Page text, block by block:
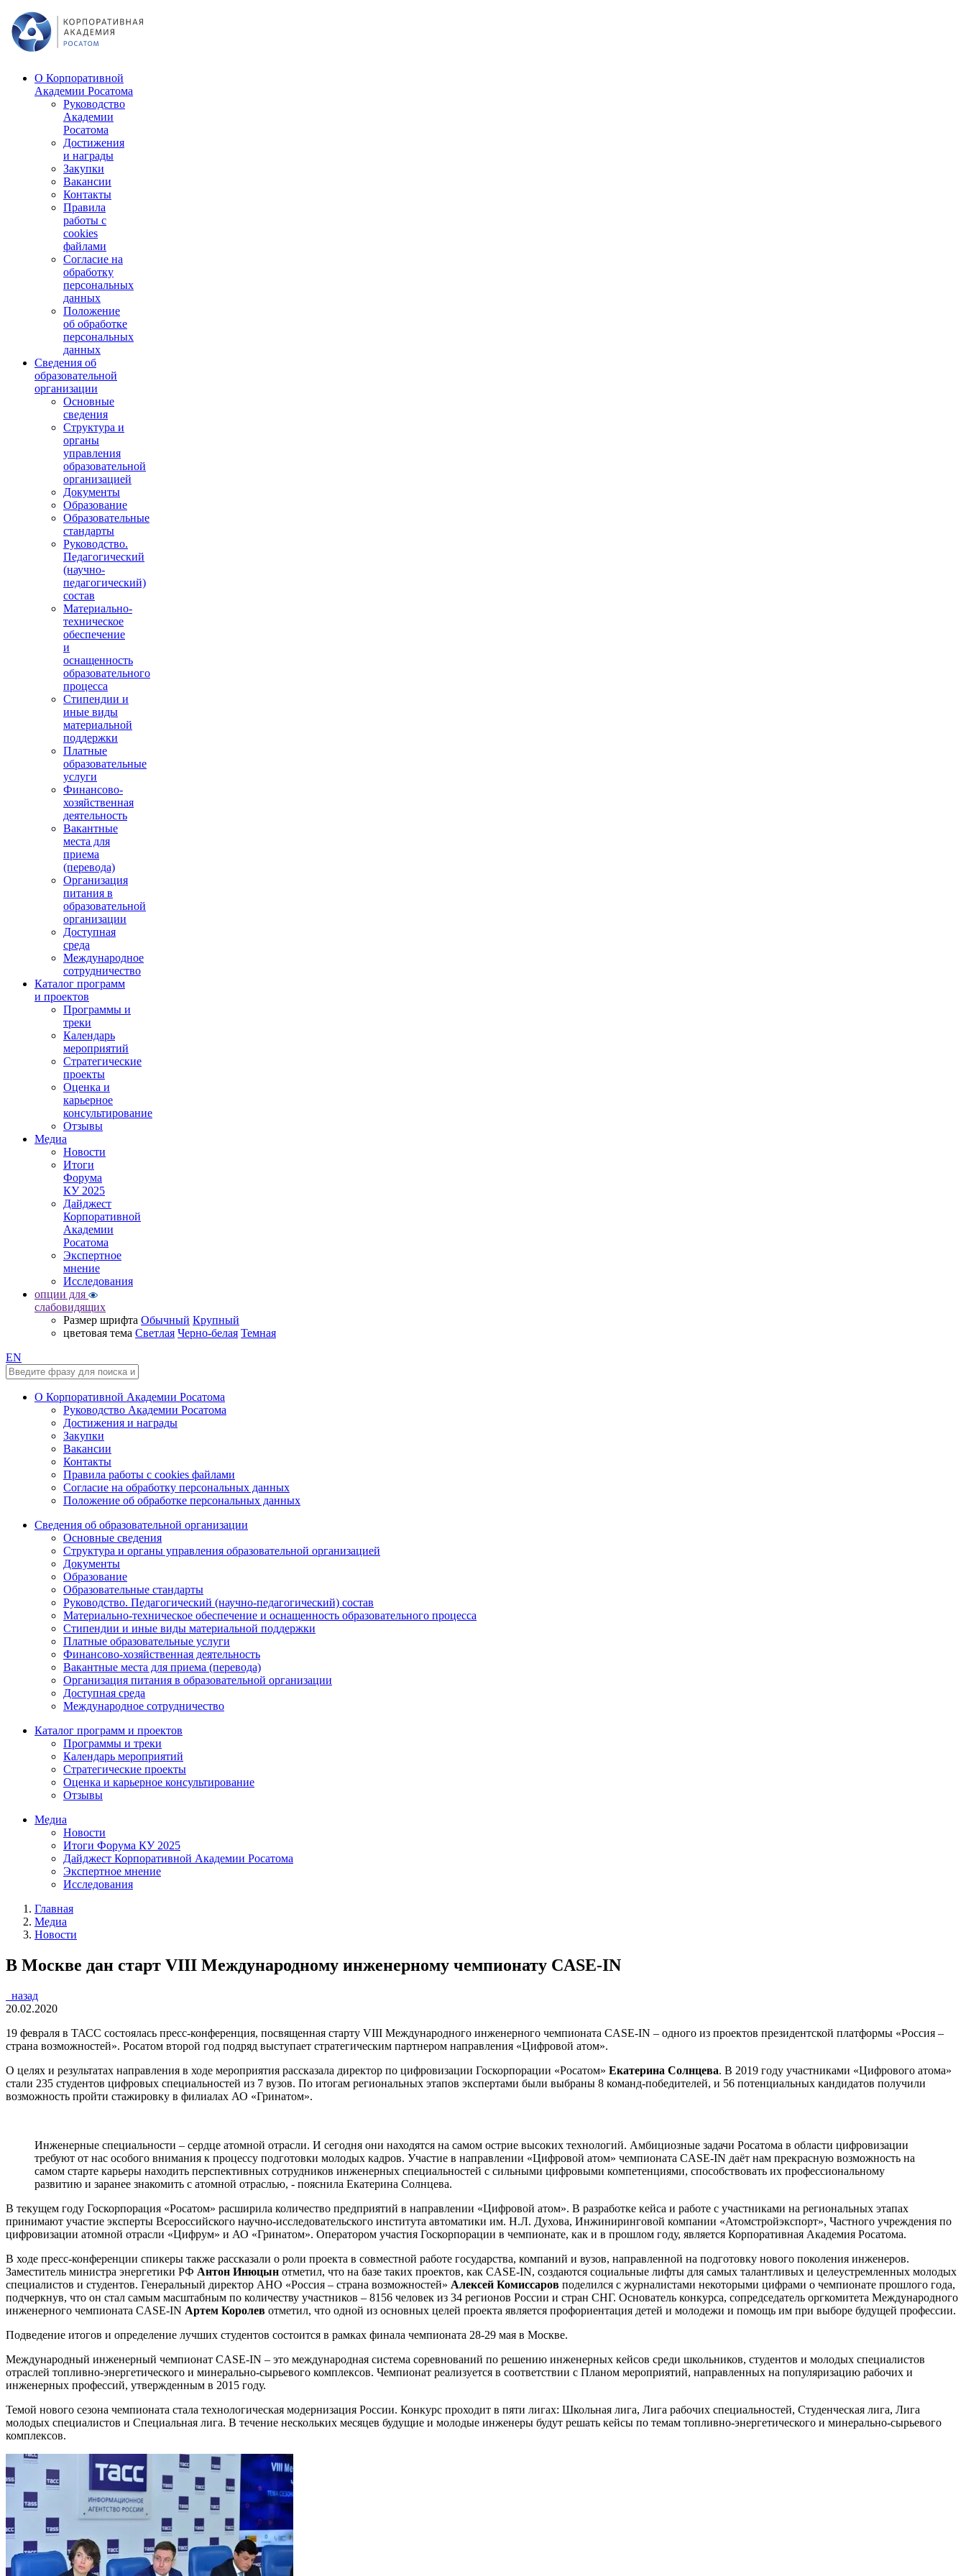
О Корпоративной
Академии Росатома
Руководство
Академии
Росатома
Достижения
и награды
Закупки
Вакансии
Контакты
Правила
работы с
cookies
файлами
Согласие на
обработку
персональных
данных
Положение
об обработке
персональных
данных
Сведения об
образовательной
организации
Основные
сведения
Структура и
органы
управления
образовательной
организацией
Документы
Образование
Образовательные
стандарты
Руководство.
Педагогический
(научно-
педагогический)
состав
Материально-
техническое
обеспечение
и
оснащенность
образовательного
процесса
Стипендии и
иные виды
материальной
поддержки
Платные
образовательные
услуги
Финансово-
хозяйственная
деятельность
Вакантные
места для
приема
(перевода)
Организация
питания в
образовательной
организации
Доступная
среда
Международное
сотрудничество
Каталог программ
и проектов
Программы и
треки
Календарь
мероприятий
Стратегические
проекты
Оценка и
карьерное
консультирование
Отзывы
Медиа
Новости
Итоги
Форума
КУ 2025
Дайджест
Корпоративной
Академии
Росатома
Экспертное
мнение
Исследования
опции для
слабовидящих
Размер шрифта Обычный Крупный
цветовая тема Светлая Черно-белая Темная
EN
О Корпоративной Академии Росатома
Руководство Академии Росатома
Достижения и награды
Закупки
Вакансии
Контакты
Правила работы с cookies файлами
Согласие на обработку персональных данных
Положение об обработке персональных данных
Сведения об образовательной организации
Основные сведения
Структура и органы управления образовательной организацией
Документы
Образование
Образовательные стандарты
Руководство. Педагогический (научно-педагогический) состав
Материально-техническое обеспечение и оснащенность образовательного процесса
Стипендии и иные виды материальной поддержки
Платные образовательные услуги
Финансово-хозяйственная деятельность
Вакантные места для приема (перевода)
Организация питания в образовательной организации
Доступная среда
Международное сотрудничество
Каталог программ и проектов
Программы и треки
Календарь мероприятий
Стратегические проекты
Оценка и карьерное консультирование
Отзывы
Медиа
Новости
Итоги Форума КУ 2025
Дайджест Корпоративной Академии Росатома
Экспертное мнение
Исследования
Главная
Медиа
Новости
В Москве дан старт VIII Международному инженерному чемпионату CASE-IN
назад
20.02.2020
19 февраля в ТАСС состоялась пресс-конференция, посвященная старту VIII Международного инженерного чемпионата CASE-IN – одного из проектов президентской платформы «Россия –
страна возможностей». Росатом второй год подряд выступает стратегическим партнером направления «Цифровой атом».
О целях и результатах направления в ходе мероприятия рассказала директор по цифровизации Госкорпорации «Росатом» Екатерина Солнцева. В 2019 году участниками «Цифрового атома»
стали 235 студентов цифровых специальностей из 7 вузов. По итогам региональных этапов экспертами были выбраны 8 команд-победителей, и 56 потенциальных кандидатов получили
возможность пройти стажировку в филиалах АО «Гринатом».
Инженерные специальности – сердце атомной отрасли. И сегодня они находятся на самом острие высоких технологий. Амбициозные задачи Росатома в области цифровизации
требуют от нас особого внимания к процессу подготовки молодых кадров. Участие в направлении «Цифровой атом» чемпионата CASE-IN даёт нам прекрасную возможность на
самом старте карьеры находить перспективных сотрудников инженерных специальностей с сильными цифровыми компетенциями, способствовать их профессиональному
развитию и заранее знакомить с атомной отраслью, - пояснила Екатерина Солнцева.
В текущем году Госкорпорация «Росатом» расширила количество предприятий в направлении «Цифровой атом». В разработке кейса и работе с участниками на региональных этапах
принимают участие эксперты Всероссийского научно-исследовательского института автоматики им. Н.Л. Духова, Инжиниринговой компании «Атомстройэкспорт», Частного учреждения по
цифровизации атомной отрасли «Цифрум» и АО «Гринатом». Оператором участия Госкорпорации в чемпионате, как и в прошлом году, является Корпоративная Академия Росатома.
В ходе пресс-конференции спикеры также рассказали о роли проекта в совместной работе государства, компаний и вузов, направленной на подготовку нового поколения инженеров.
Заместитель министра энергетики РФ Антон Инюцын отметил, что на базе таких проектов, как CASE-IN, создаются социальные лифты для самых талантливых и целеустремленных молодых
специалистов и студентов. Генеральный директор АНО «Россия – страна возможностей» Алексей Комиссаров поделился с журналистами некоторыми цифрами о чемпионате прошлого года,
подчеркнув, что он стал самым масштабным по количеству участников – 8156 человек из 34 регионов России и стран СНГ. Основатель конкурса, сопредседатель оргкомитета Международного
инженерного чемпионата CASE-IN Артем Королев отметил, что одной из основных целей проекта является профориентация детей и молодежи и помощь им при выборе будущей профессии.
Подведение итогов и определение лучших студентов состоится в рамках финала чемпионата 28-29 мая в Москве.
Международный инженерный чемпионат CASE-IN – это международная система соревнований по решению инженерных кейсов среди школьников, студентов и молодых специалистов
отраслей топливно-энергетического и минерально-сырьевого комплексов. Чемпионат реализуется в соответствии с Планом мероприятий, направленных на популяризацию рабочих и
инженерных профессий, утвержденным в 2015 году.
Темой нового сезона чемпионата стала технологическая модернизация России. Конкурс проходит в пяти лигах: Школьная лига, Лига рабочих специальностей, Студенческая лига, Лига
молодых специалистов и Специальная лига. В течение нескольких месяцев будущие и молодые инженеры будут решать кейсы по темам топливно-энергетического и минерально-сырьевого
комплексов.